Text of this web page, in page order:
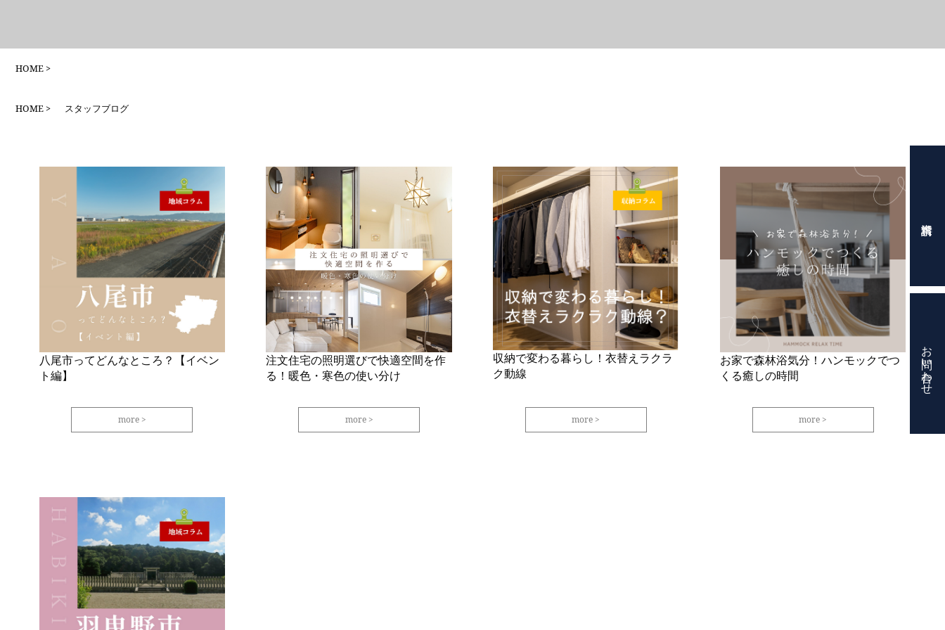
お問い合わせ
HOME
HOME スタッフブログ
八尾市ってどんなところ？【イベン
ト編】
more
注文住宅の照明選びで快適空間を作
る！暖色・寒色の使い分け
more
収納で変わる暮らし！衣替えラクラ
ク動線
more
お家で森林浴気分！ハンモックでつ
くる癒しの時間
more